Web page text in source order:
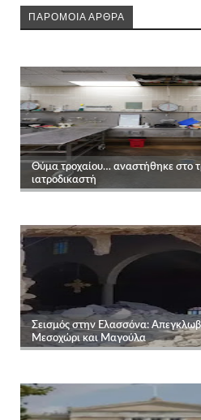
ΠΑΡΟΜΟΙΑ ΑΡΘΡΑ